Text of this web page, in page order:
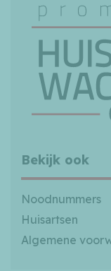
Bekijk ook
Noodnummers
Huisartsen
Algemene